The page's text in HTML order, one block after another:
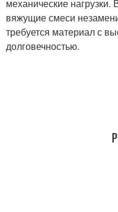
механические нагрузки.
вяжущие смеси
требуется материал с
долговечностью.